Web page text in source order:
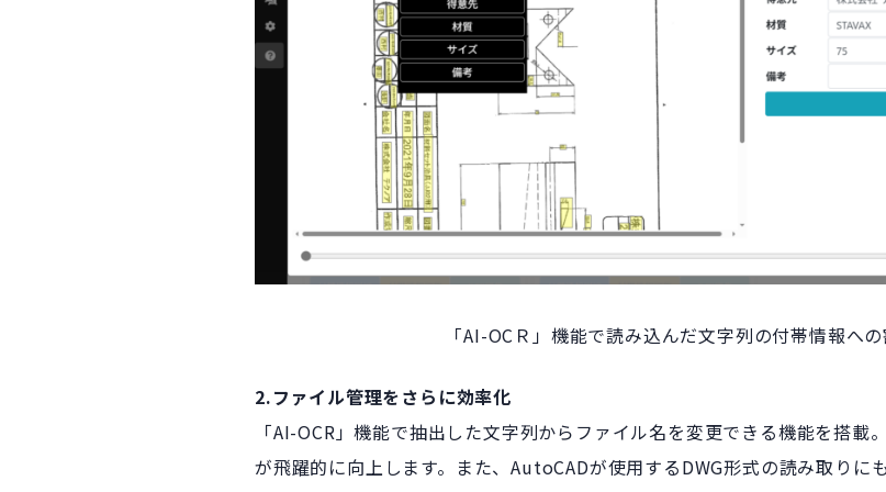
「AI-OCＲ」機能で読み込んだ文字列の付帯情報へ
2.ファイル管理をさらに効率化
「AI-OCR」機能で抽出した文字列からファイル名を変更できる機能を搭載
が飛躍的に向上します。また、AutoCADが使用するDWG形式の読み取りに